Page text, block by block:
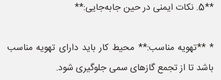
**5. نکات ایمنی در حین جابه‌جایی:**
* **تهویه مناسب:** محیط کار باید دارای تهویه مناسب
باشد تا از تجمع گازهای سمی جلوگیری شود.